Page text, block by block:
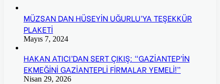
MÜZSAN DAN HÜSEYİN UĞURLU’YA TEŞEKKÜR
PLAKETİ
Mayıs 7, 2024
HAKAN ATICI’DAN SERT ÇIKIŞ: “GAZİANTEP’İN
EKMEĞİNİ GAZİANTEPLİ FİRMALAR YEMELİ!”
Nisan 29, 2026